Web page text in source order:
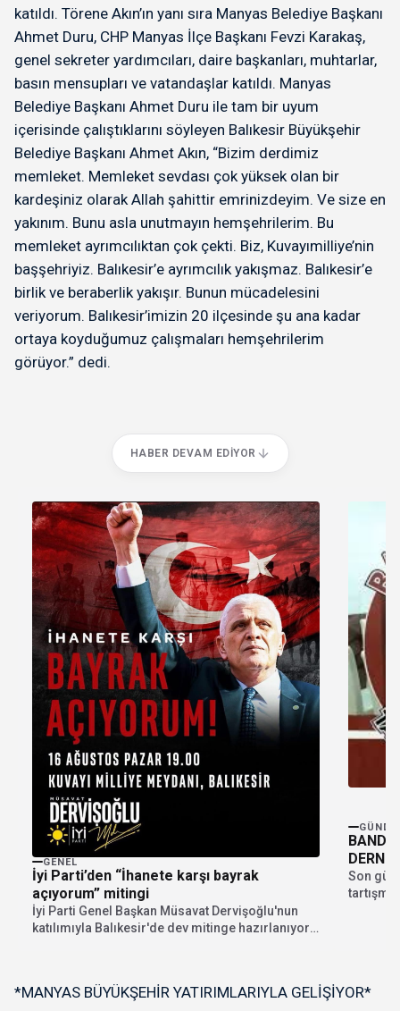
katıldı. Törene Akın’ın yanı sıra Manyas Belediye Başkanı
Ahmet Duru, CHP Manyas İlçe Başkanı Fevzi Karakaş,
genel sekreter yardımcıları, daire başkanları, muhtarlar,
basın mensupları ve vatandaşlar katıldı. Manyas
Belediye Başkanı Ahmet Duru ile tam bir uyum
içerisinde çalıştıklarını söyleyen Balıkesir Büyükşehir
Belediye Başkanı Ahmet Akın, “Bizim derdimiz
memleket. Memleket sevdası çok yüksek olan bir
kardeşiniz olarak Allah şahittir emrinizdeyim. Ve size en
yakınım. Bunu asla unutmayın hemşehrilerim. Bu
memleket ayrımcılıktan çok çekti. Biz, Kuvayımilliye’nin
başşehriyiz. Balıkesir’e ayrımcılık yakışmaz. Balıkesir’e
birlik ve beraberlik yakışır. Bunun mücadelesini
veriyorum. Balıkesir’imizin 20 ilçesinde şu ana kadar
ortaya koyduğumuz çalışmaları hemşehrilerim
görüyor.” dedi.
HABER DEVAM EDIYOR
GENEL
İyi Parti’den “İhanete karşı bayrak
açıyorum” mitingi
İyi Parti Genel Başkan Müsavat Dervişoğlu'nun
katılımıyla Balıkesir'de dev mitinge hazırlanıyor.
Son
*MANYAS BÜYÜKŞEHİR YATIRIMLARIYLA GELİŞİYOR*